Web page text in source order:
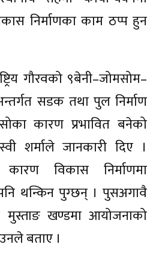
निर्माणका काम ठप्प हुन
गौरवको ९बेनी–जोमसोम–
सडक तथा पुल निर्माण
कारण प्रभावित बनेको
शर्माले जानकारी दिए ।
विकास निर्माणमा
थन्किन पुग्छन् । पुसअगावै
मुस्ताङ खण्डमा आयोजनाको
बताए ।